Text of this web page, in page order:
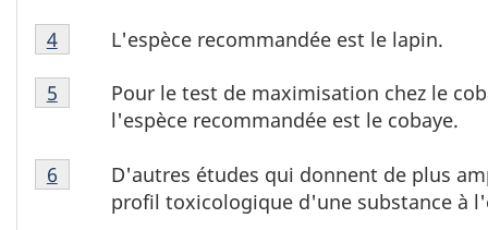
page
2
bas
de
page
3
Tableau
1
note
de
de
page
L'espèce recommandée est le lapin.
4
Tableau
1
de
bas
Pour le test de maximisation chez le
l'espèce recommandée est le cobaye.
5
Tableau
1
D'autres études qui donnent de plus
profil toxicologique d'une substance à
6